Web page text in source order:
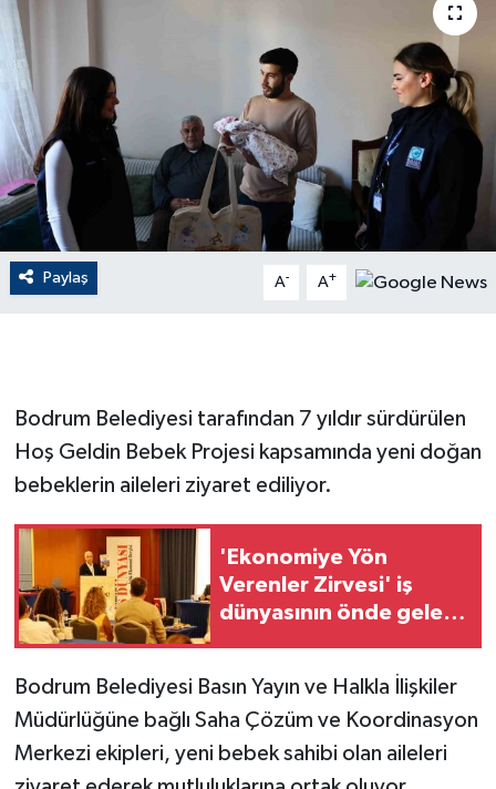
Paylaş A- A+
Bodrum Belediyesi tarafından 7 yıldır sürdürülen
Hoş Geldin Bebek Projesi kapsamında yeni doğan
bebeklerin aileleri ziyaret ediliyor.
'Ekonomiye Yön
Verenler Zirvesi' iş
dünyasının önde gelen
Bodrum Belediyesi Basın Yayın ve Halkla İlişkiler
Müdürlüğüne bağlı Saha Çözüm ve Koordinasyon
Merkezi ekipleri, yeni bebek sahibi olan aileleri
Dış Haberler
Dünya
EĞİTİM
EKONOMİ
English News
Flaş Haber
Gayrimenkul
GENEL
GÜNDEM
Güvenlik
HABERDE İNSAN
İNSAN